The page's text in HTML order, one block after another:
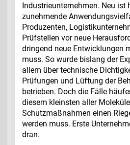
Industrieunternehmen. Neu ist
zunehmende
Produzenten,
Prüfstellen vor neue
dringend neue Entwicklungen
muss. So wurde bislang der
allem über technische
Prüfungen und Lüftung der
betrieben. Doch die Fälle
diesem kleinsten aller
Schutzmaßnahmen einen
werden muss. Erste
dran.